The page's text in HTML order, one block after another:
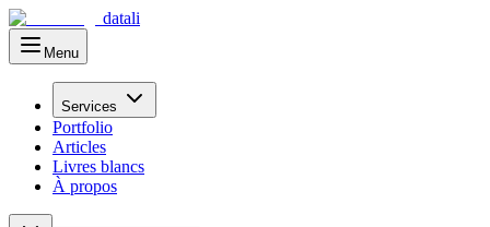
datali
Menu Menu principal
Services
Portfolio
Articles
Livres blancs
À propos